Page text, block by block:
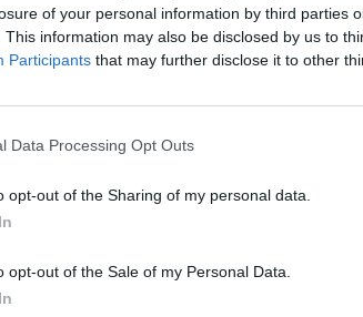
of your personal information by third parties
This information may also be disclosed by us to
Participants that may further disclose it to other
Data Processing Opt Outs
opt-out of the Sharing of my personal data.
opt-out of the Sale of my Personal Data.
κόρη των Τζον Λ. Νέλσον και
να ακυρώσει την τελευταία
από τη μουσική,
της πορεία περιλάμβανε
2011, όπως το «Royal Blue»